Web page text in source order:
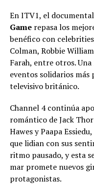
En ITV1, el documental
Game repasa los
benéfico con
Colman, Robbie
Farah, entre otros.
eventos solidarios
televisivo británico.
Channel 4 continúa
romántico de Jack
Hawes y Paapa
que lidian con sus
ritmo pausado, y esta
mar promete nuevos
protagonistas.